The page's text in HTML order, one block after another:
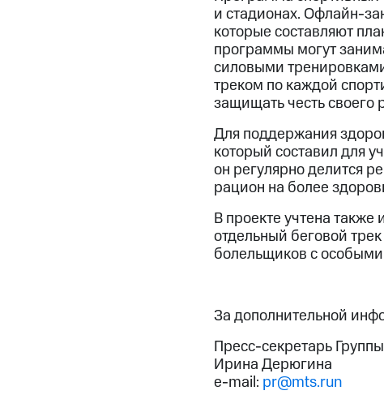
и стадионах. Офлайн-
которые составляют
программы могут
силовыми
треком по каждой
защищать честь своего
Для поддержания
который составил для
он регулярно делится
рацион на более
В проекте учтена
отдельный беговой
болельщиков с
За дополнительной
Пресс-секретарь
Ирина Дерюгина
e-mail: pr@mts.run